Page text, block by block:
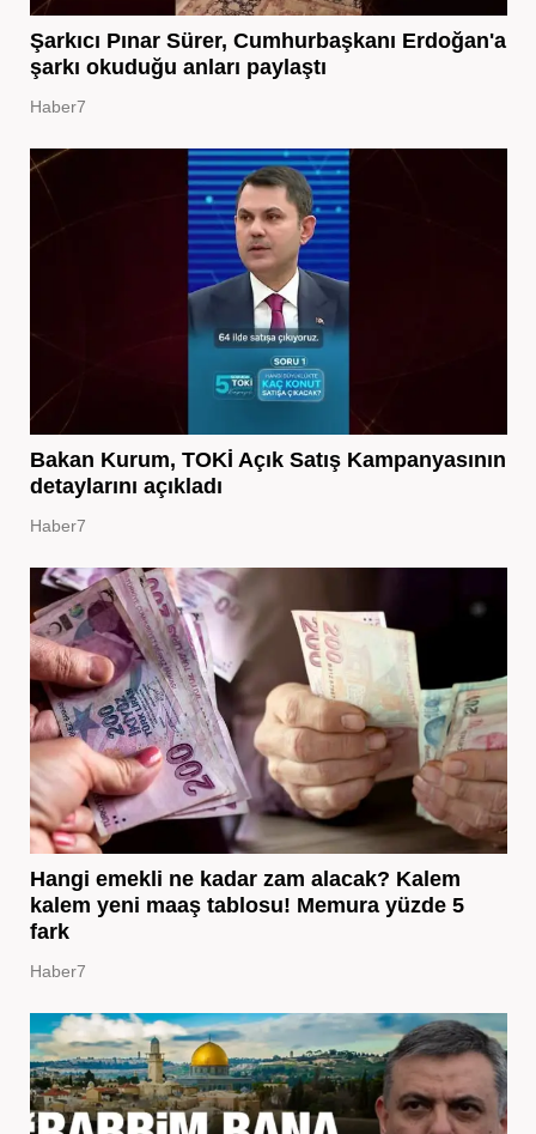
Şarkıcı Pınar Sürer, Cumhurbaşkanı Erdoğan'a
şarkı okuduğu anları paylaştı
Haber7
Bakan Kurum, TOKİ Açık Satış Kampanyasının
detaylarını açıkladı
Haber7
Hangi emekli ne kadar zam alacak? Kalem
kalem yeni maaş tablosu! Memura yüzde 5
fark
Haber7